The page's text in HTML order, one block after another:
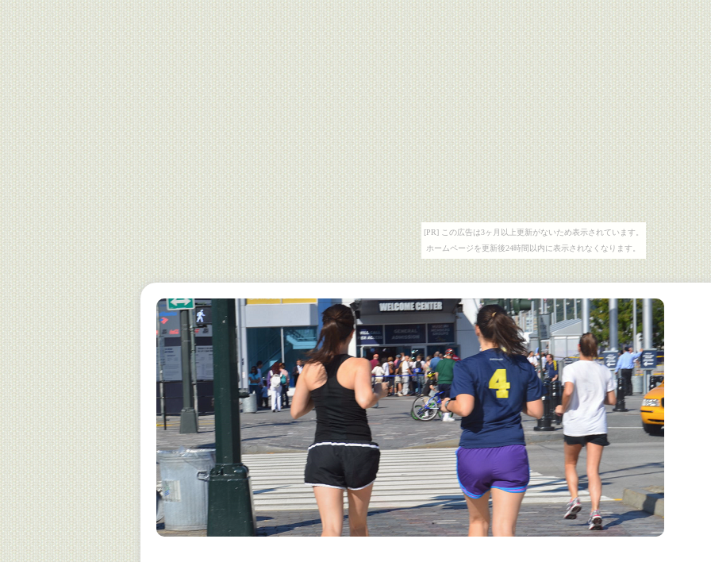
[PR] この広告は3ヶ月以上更新がないため表示されています。
ホームページを更新後24時間以内に表示されなくなります。